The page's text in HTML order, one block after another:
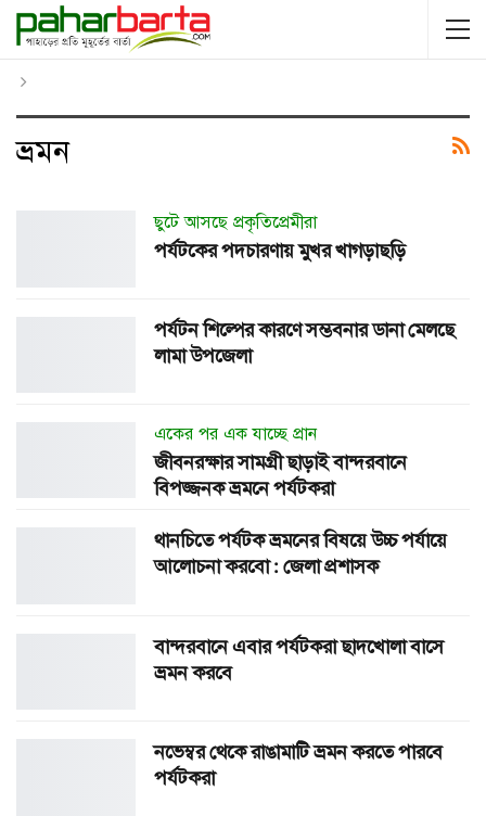
ভ্রমন
ছুটে আসছে প্রকৃতিপ্রেমীরা
পর্যটকের পদচারণায় মুখর খাগড়াছড়ি
পর্যটন শিল্পের কারণে সম্ভবনার ডানা মেলছে
লামা উপজেলা
একের পর এক যাচ্ছে প্রান
জীবনরক্ষার সামগ্রী ছাড়াই বান্দরবানে
বিপজ্জনক ভ্রমনে পর্যটকরা
থানচিতে পর্যটক ভ্রমনের বিষয়ে উচ্চ পর্যায়ে
আলোচনা করবো : জেলা প্রশাসক
বান্দরবানে এবার পর্যটকরা ছাদখোলা বাসে
ভ্রমন করবে
নভেম্বর থেকে রাঙামাটি ভ্রমন করতে পারবে
পর্যটকরা